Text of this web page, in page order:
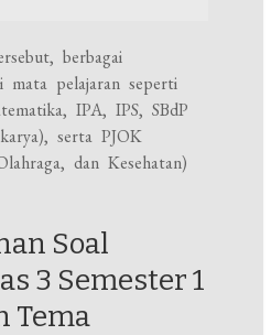
berbagai
mata pelajaran seperti
IPA, IPS, SBdP
serta PJOK
dan Kesehatan)
Soal
3 Semester 1
Tema